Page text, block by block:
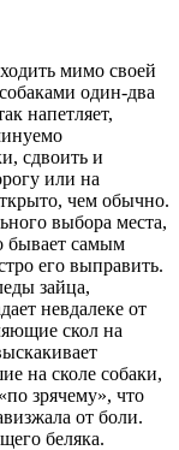
мимо своей
один-два
напетляет,
сдвоить и
или на
чем обычно.
выбора места,
бывает самым
его выправить.
зайца,
невдалеке от
скол на
на сколе собаки,
зрячему», что
от боли.
беляка.